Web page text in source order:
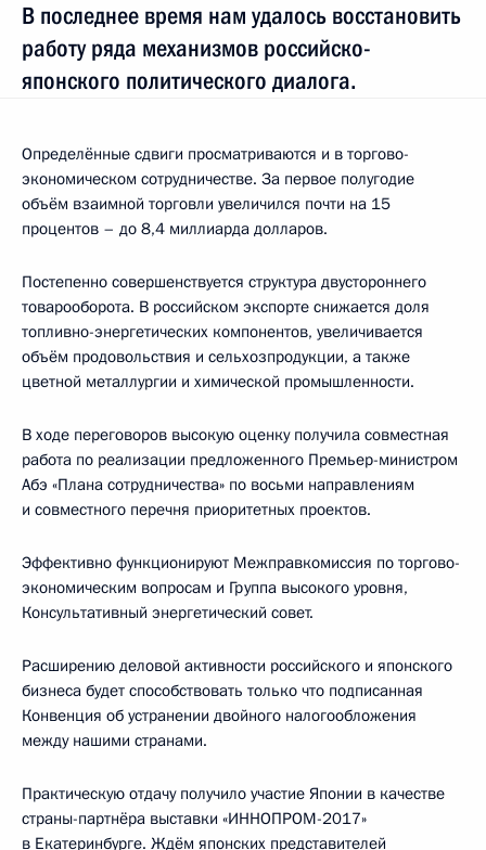
В последнее время нам удалось восстановить
работу ряда механизмов российско-
японского политического диалога.
Определённые сдвиги просматриваются и в торгово-
экономическом сотрудничестве. За первое полугодие
объём взаимной торговли увеличился почти на 15
процентов – до 8,4 миллиарда долларов.
Постепенно совершенствуется структура двустороннего
товарооборота. В российском экспорте снижается доля
топливно-энергетических компонентов, увеличивается
объём продовольствия и сельхозпродукции, а также
цветной металлургии и химической промышленности.
В ходе переговоров высокую оценку получила совместная
работа по реализации предложенного Премьер-министром
Абэ «Плана сотрудничества» по восьми направлениям
и совместного перечня приоритетных проектов.
Эффективно функционируют Межправкомиссия по торгово-
экономическим вопросам и Группа высокого уровня,
Консультативный энергетический совет.
Расширению деловой активности российского и японского
бизнеса будет способствовать только что подписанная
Конвенция об устранении двойного налогообложения
между нашими странами.
Практическую отдачу получило участие Японии в качестве
страны-партнёра выставки «ИННОПРОМ-2017»
в Екатеринбурге. Ждём японских представителей